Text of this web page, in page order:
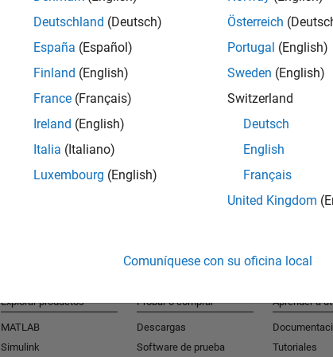
Deutschland (Deutsch)
España (Español)
Finland (English)
France (Français)
Ireland (English)
Italia (Italiano)
Luxembourg (English)
Österreich
Portugal (English)
Sweden (English)
Switzerland
Deutsch
English
Français
United Kingdom
Comuníquese con su oficina local
Explorar productos
MATLAB
Simulink
Probar o comprar
Descargas
Software de prueba
Aprender a
Tutoriales